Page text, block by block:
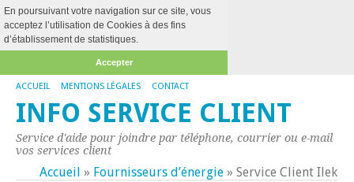
En poursuivant votre navigation sur ce site, vous
acceptez l’utilisation de Cookies à des fins
d’établissement de statistiques.
Accepter
ACCUEIL MENTIONS LÉGALES CONTACT
INFO SERVICE CLIENT
Service d'aide pour joindre par téléphone, courrier ou e-mail
vos services client
Accueil » Fournisseurs d’énergie » Service Client Ilek